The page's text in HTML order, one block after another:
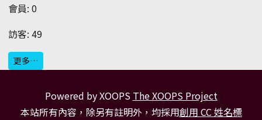
會員: 0
訪客: 49
更多…
Powered by XOOPS The XOOPS Project
本站所有內容，除另有註明外，均採用創用 CC 姓名標